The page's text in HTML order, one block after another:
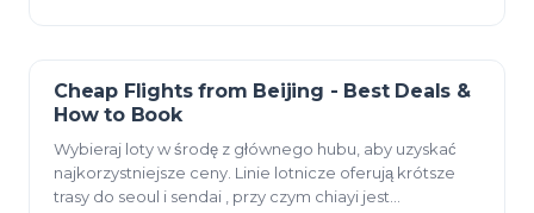
23 grudnia 2025
Cheap Flights from Beijing - Best Deals &
How to Book
Wybieraj loty w środę z głównego hubu, aby uzyskać
najkorzystniejsze ceny. Linie lotnicze oferują krótsze
trasy do seoul i sendai , przy czym chiayi jest